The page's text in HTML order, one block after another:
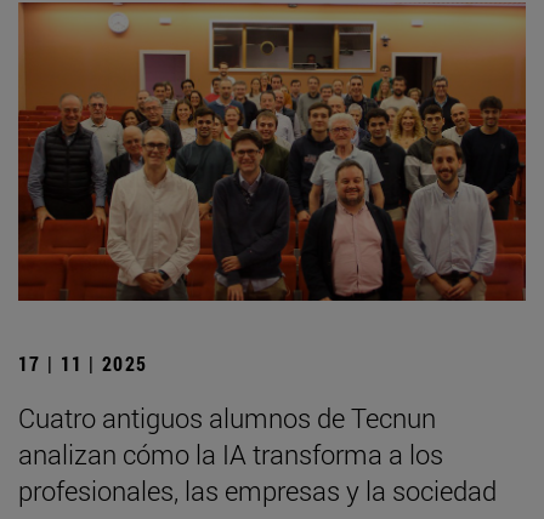
17 | 11 | 2025
Cuatro antiguos alumnos de Tecnun
analizan cómo la IA transforma a los
profesionales, las empresas y la sociedad